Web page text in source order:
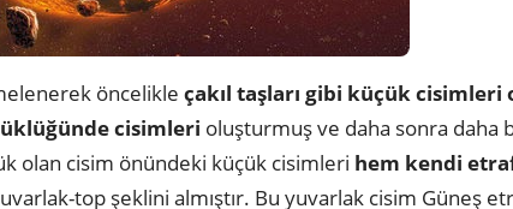
öncelikle çakıl taşları gibi küçük
cisimleri oluşturmuş ve daha sonra daha
olan cisim önündeki küçük cisimleri hem kendi
top şeklini almıştır. Bu yuvarlak cisim Güneş